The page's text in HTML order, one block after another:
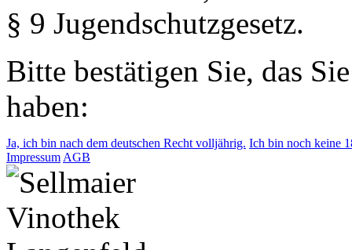
§ 9 Jugendschutzgesetz.
Bitte bestätigen Sie, das
haben:
Ja, ich bin nach dem deutschen Recht volljährig. Ich bin noch keine
Impressum AGB